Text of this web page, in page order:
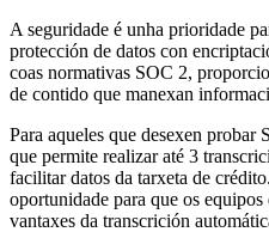
A seguridade é unha prioridade
protección de datos con
coas normativas SOC 2,
de contido que manexan
Para aqueles que desexen
que permite realizar até 3
facilitar datos da tarxeta de
oportunidade para que os
vantaxes da transcrición